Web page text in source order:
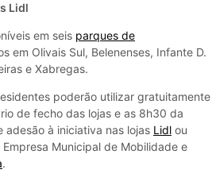
Lidl
em seis parques de
em Olivais Sul, Belenenses, Infante D.
e Xabregas.
poderão utilizar gratuitamente
de fecho das lojas e as 8h30 da
adesão à iniciativa nas lojas Lidl ou
Municipal de Mobilidade e
.